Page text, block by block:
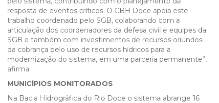
resposta de eventos críticos. O CBH Doce apoia este
trabalho coordenado pelo SGB, colaborando com a
articulação dos coordenadores da defesa civil e equipes da
SGB e também com investimentos de recursos oriundos
da cobrança pelo uso de recursos hídricos para a
modernização do sistema, em uma parceria permanente”,
afirma.
MUNICÍPIOS MONITORADOS
Na Bacia Hidrográfica do Rio Doce o sistema abrange 16